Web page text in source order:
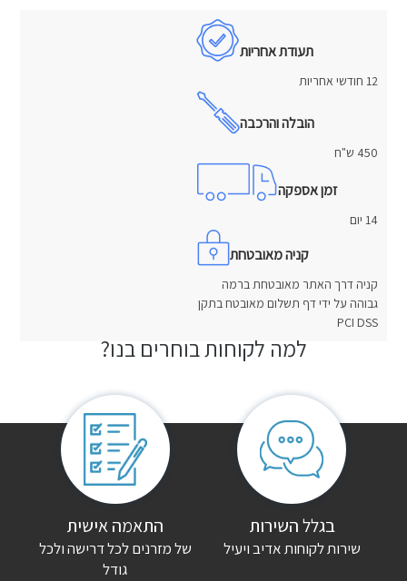
תעודת אחריות
12 חודשי אחריות
הובלה והרכבה
450 ש"ח
זמן אספקה
14 יום
קניה מאובטחת
קניה דרך האתר מאובטחת ברמה
גבוהה על ידי דף תשלום מאובטח בתקן
PCI DSS
אין עדיין חוות דעת.
היה הראשון לכתוב סקירה “מיטת ברזל מעוצבת מאלגה”
האימייל לא יוצג באתר.
שדות החובה מסומנים
למה לקוחות בוחרים בנו?
בגלל השירות
שירות לקוחות אדיב ויעיל
התאמה אישית
של מזרנים לכל דרישה ולכל
גודל